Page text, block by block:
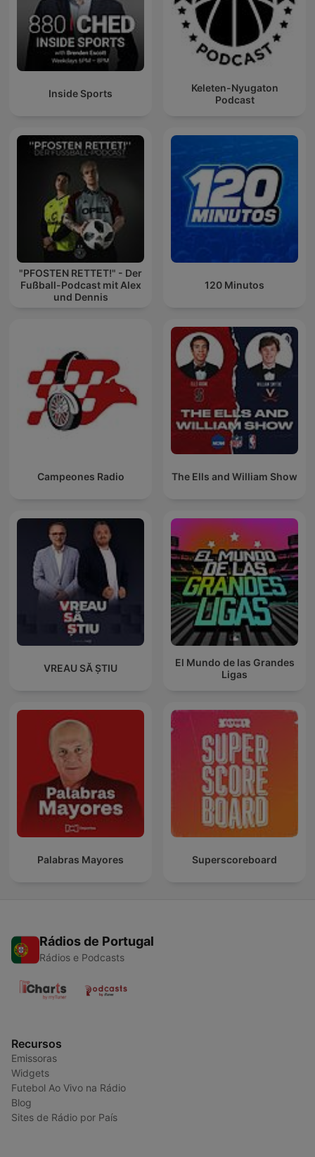
Inside Sports
Keleten-Nyugaton
Podcast
"PFOSTEN RETTET!" - Der
Fußball-Podcast mit Alex
und Dennis
120 Minutos
Campeones Radio The Ells and William Show
VREAU SĂ ȘTIU
El Mundo de las Grandes
Ligas
Palabras Mayores Superscoreboard
Rádios de Portugal
Rádios e Podcasts
Recursos
Emissoras
Widgets
Futebol Ao Vivo na Rádio
Blog
Sites de Rádio por País